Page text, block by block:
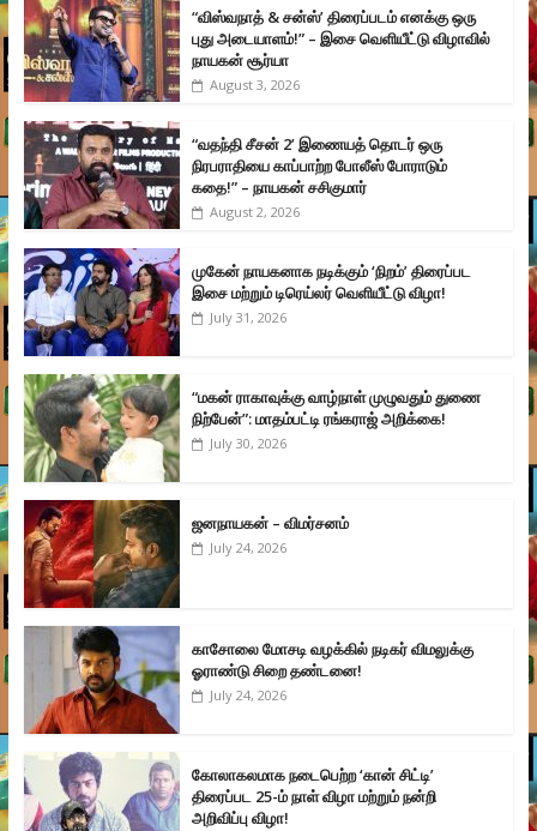
“விஸ்வநாத் & சன்ஸ்’ திரைப்படம் எனக்கு ஒரு
புது அடையாளம்!” – இசை வெளியீட்டு விழாவில்
நாயகன் சூர்யா
August 3, 2026
“வதந்தி சீசன் 2’ இணையத் தொடர் ஒரு
நிரபராதியை காப்பாற்ற போலீஸ் போராடும்
கதை!” – நாயகன் சசிகுமார்
August 2, 2026
முகேன் நாயகனாக நடிக்கும் ‘நிறம்’ திரைப்பட
இசை மற்றும் டிரெய்லர் வெளியீட்டு விழா!
July 31, 2026
“மகன் ராகாவுக்கு வாழ்நாள் முழுவதும் துணை
நிற்பேன்”: மாதம்பட்டி ரங்கராஜ் அறிக்கை!
July 30, 2026
ஜனநாயகன் – விமர்சனம்
July 24, 2026
காசோலை மோசடி வழக்கில் நடிகர் விமலுக்கு
ஓராண்டு சிறை தண்டனை!
July 24, 2026
கோலாகலமாக நடைபெற்ற ‘கான் சிட்டி’
திரைப்பட 25-ம் நாள் விழா மற்றும் நன்றி
அறிவிப்பு விழா!